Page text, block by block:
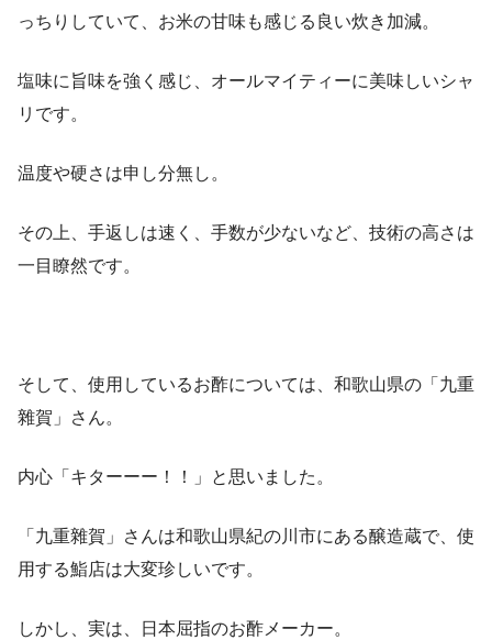
っちりしていて、お米の甘味も感じる良い炊き加減。
塩味に旨味を強く感じ、オールマイティーに美味しいシャ
リです。
温度や硬さは申し分無し。
その上、手返しは速く、手数が少ないなど、技術の高さは
一目瞭然です。
そして、使用しているお酢については、和歌山県の「九重
雜賀」さん。
内心「キターーー！！」と思いました。
「九重雜賀」さんは和歌山県紀の川市にある醸造蔵で、使
用する鮨店は大変珍しいです。
しかし、実は、日本屈指のお酢メーカー。